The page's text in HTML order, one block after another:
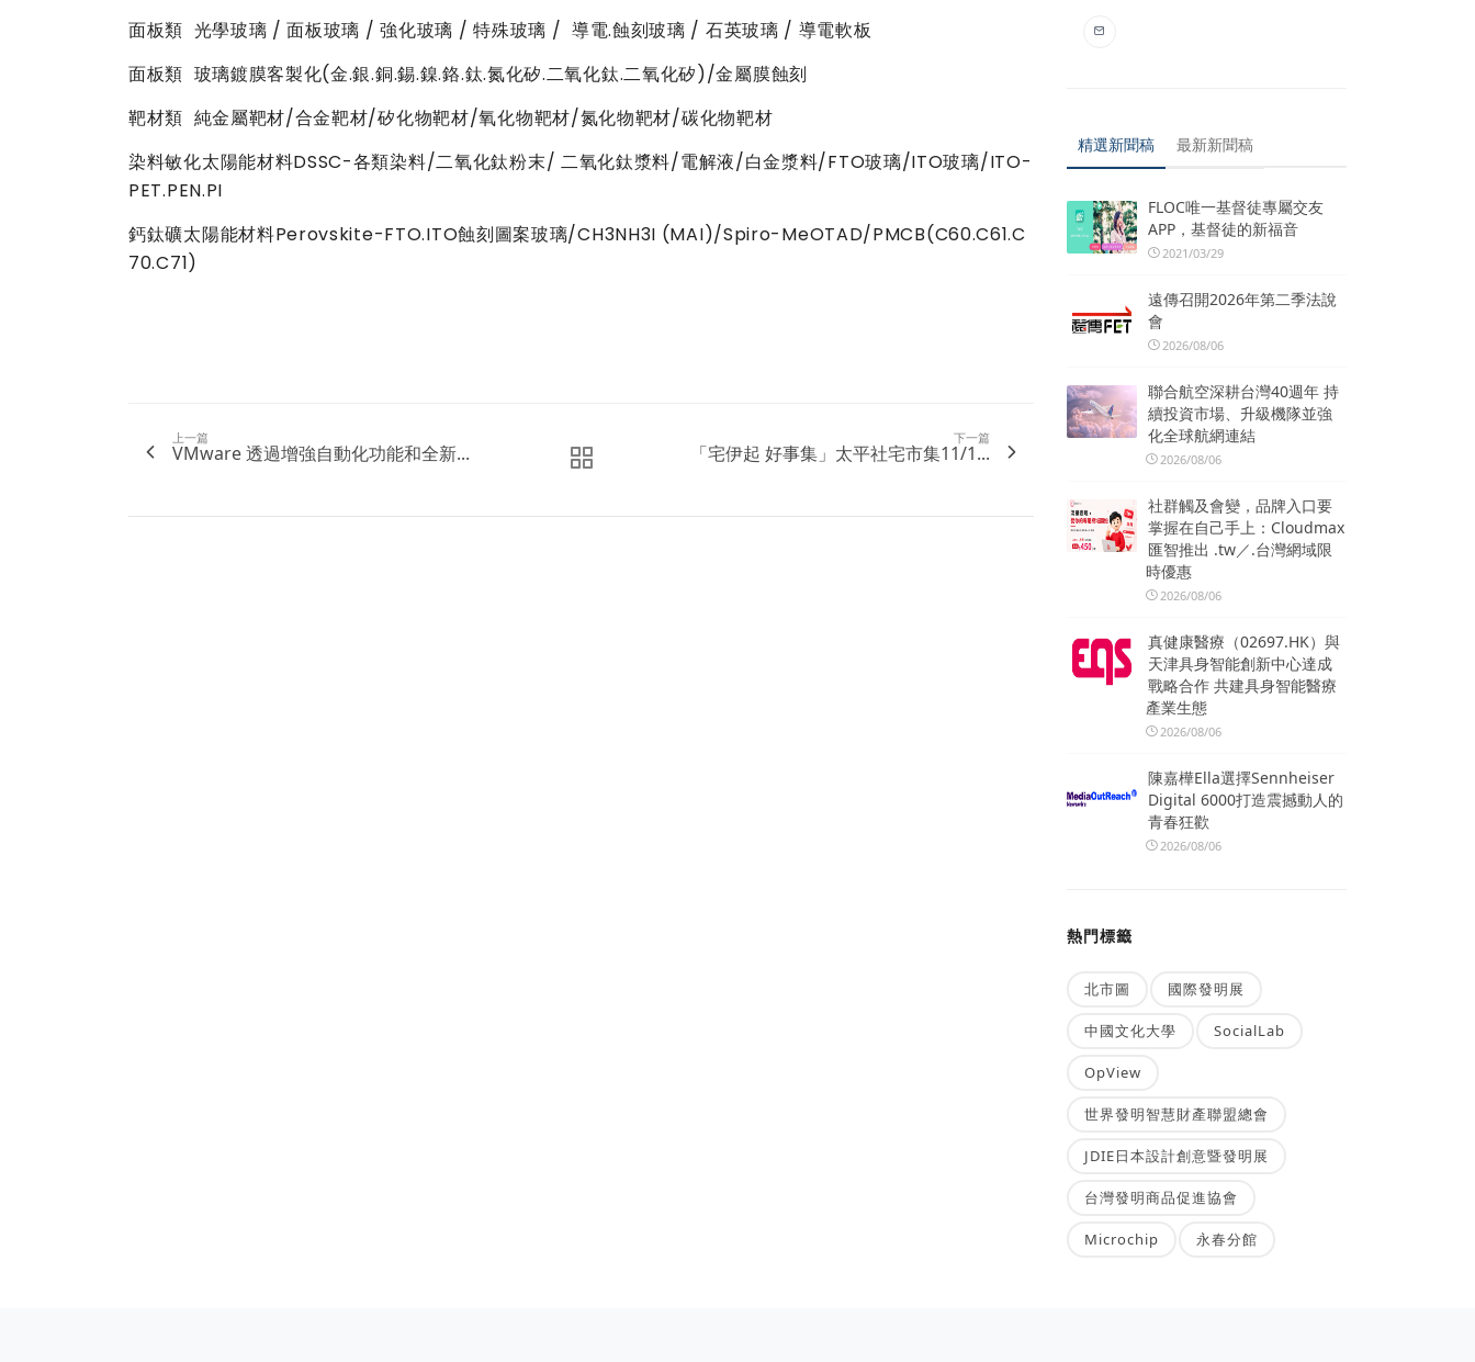
面板類 光學玻璃 / 面板玻璃 / 強化玻璃 / 特殊玻璃 / 導電.蝕刻玻璃 / 石英玻璃 / 導電軟板
面板類 玻璃鍍膜客製化(金.銀.銅.錫.鎳.鉻.鈦.氮化矽.二氧化鈦.二氧化矽)/金屬膜蝕刻
靶材類 純金屬靶材/合金靶材/矽化物靶材/氧化物靶材/氮化物靶材/碳化物靶材
染料敏化太陽能材料DSSC-各類染料/二氧化鈦粉末/ 二氧化鈦漿料/電解液/白金漿料/FTO玻璃/ITO玻璃/ITO-
PET.PEN.PI
鈣鈦礦太陽能材料Perovskite-FTO.ITO蝕刻圖案玻璃/CH3NH3I (MAI)/Spiro-MeOTAD/PMCB(C60.C61.C
70.C71)
上一篇
VMware 透過增強自動化功能和全新...
下一篇
「宅伊起 好事集」太平社宅市集11/1...
精選新聞稿 最新新聞稿
FLOC唯一基督徒專屬交友
APP，基督徒的新福音
2021/03/29
遠傳召開2026年第二季法說
會
2026/08/06
聯合航空深耕台灣40週年 持
續投資市場、升級機隊並強
化全球航網連結
2026/08/06
社群觸及會變，品牌入口要
掌握在自己手上：Cloudmax
匯智推出 .tw／.台灣網域限
時優惠
2026/08/06
真健康醫療（02697.HK）與
天津具身智能創新中心達成
戰略合作 共建具身智能醫療
產業生態
2026/08/06
陳嘉樺Ella選擇Sennheiser
Digital 6000打造震撼動人的
青春狂歡
2026/08/06
熱門標籤
北市圖 國際發明展
中國文化大學 SocialLab
OpView
世界發明智慧財產聯盟總會
JDIE日本設計創意暨發明展
台灣發明商品促進協會
Microchip 永春分館